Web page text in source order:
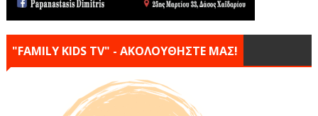
"FAMILY KIDS TV" - ΑΚΟΛΟΥΘΗΣΤΕ ΜΑΣ!